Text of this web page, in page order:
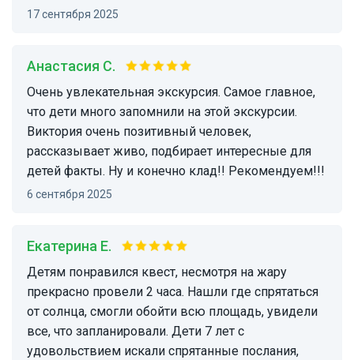
17 сентября 2025
Анастасия С.
Очень увлекательная экскурсия. Самое главное,
что дети много запомнили на этой экскурсии.
Виктория очень позитивный человек,
рассказывает живо, подбирает интересные для
детей факты. Ну и конечно клад!! Рекомендуем!!!
6 сентября 2025
Екатерина Е.
Детям понравился квест, несмотря на жару
прекрасно провели 2 часа. Нашли где спрятаться
от солнца, смогли обойти всю площадь, увидели
все, что запланировали. Дети 7 лет с
удовольствием искали спрятанные послания,